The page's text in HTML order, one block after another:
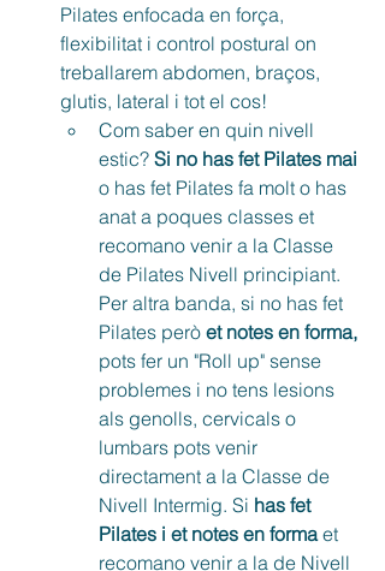
Pilates enfocada en força,
flexibilitat i control postural on
treballarem abdomen, braços,
glutis, lateral i tot el cos!
Com saber en quin nivell
estic? Si no has fet Pilates mai
o has fet Pilates fa molt o has
anat a poques classes et
recomano venir a la Classe
de Pilates Nivell principiant.
Per altra banda, si no has fet
Pilates però et notes en forma,
pots fer un "Roll up" sense
problemes i no tens lesions
als genolls, cervicals o
lumbars pots venir
directament a la Classe de
Nivell Intermig. Si has fet
Pilates i et notes en forma et
recomano venir a la de Nivell